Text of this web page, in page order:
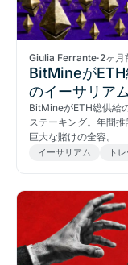
Giulia Ferrante·2ヶ月
BitMineが
のイーサリア
BitMineがETH総供給
ステーキング。年間
巨大な賭けの全容。
イーサリアム ト